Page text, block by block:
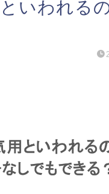
いわれる